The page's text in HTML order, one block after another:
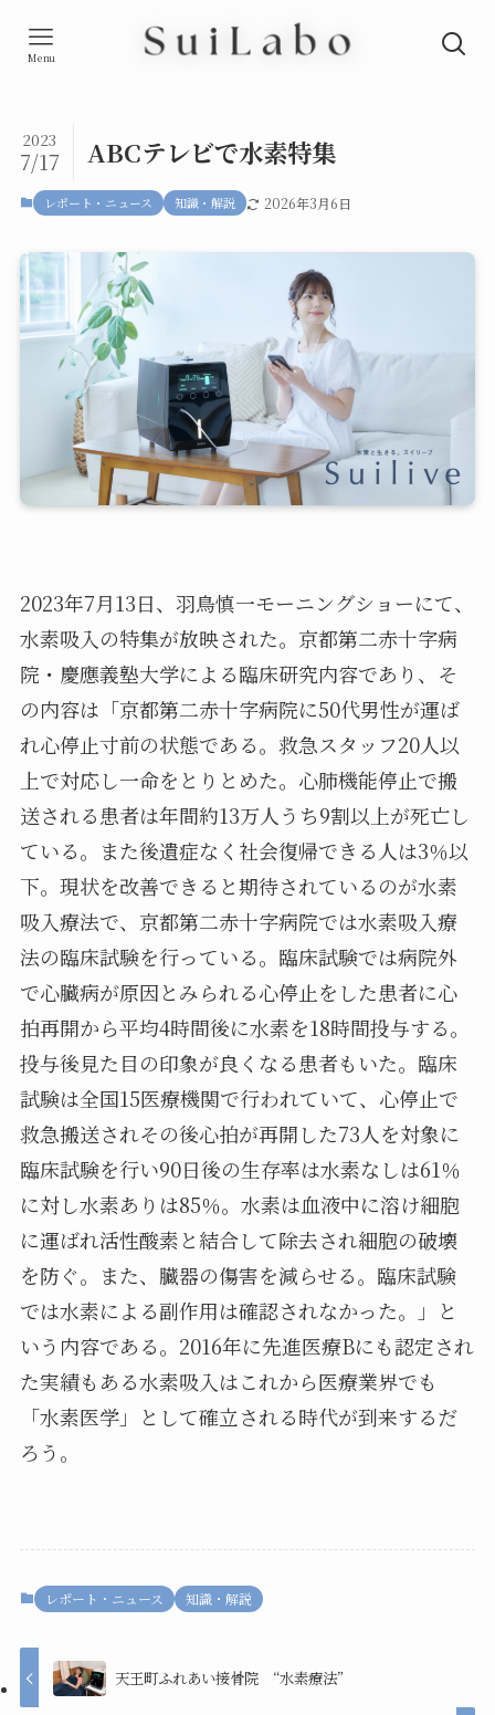
Menu
ABCテレビで水素特集
2023
7/17
レポート・ニュース 知識・解説 2026年3月6日
2023年7月13日、羽鳥慎一モーニングショーにて、
水素吸入の特集が放映された。京都第二赤十字病
院・慶應義塾大学による臨床研究内容であり、そ
の内容は「京都第二赤十字病院に50代男性が運ば
れ心停止寸前の状態である。救急スタッフ20人以
上で対応し一命をとりとめた。心肺機能停止で搬
送される患者は年間約13万人うち9割以上が死亡し
ている。また後遺症なく社会復帰できる人は3％以
下。現状を改善できると期待されているのが水素
吸入療法で、京都第二赤十字病院では水素吸入療
法の臨床試験を行っている。臨床試験では病院外
で心臓病が原因とみられる心停止をした患者に心
拍再開から平均4時間後に水素を18時間投与する。
投与後見た目の印象が良くなる患者もいた。臨床
試験は全国15医療機関で行われていて、心停止で
救急搬送されその後心拍が再開した73人を対象に
臨床試験を行い90日後の生存率は水素なしは61％
に対し水素ありは85％。水素は血液中に溶け細胞
に運ばれ活性酸素と結合して除去され細胞の破壊
を防ぐ。また、臓器の傷害を減らせる。臨床試験
では水素による副作用は確認されなかった。」と
いう内容である。2016年に先進医療Bにも認定され
た実績もある水素吸入はこれから医療業界でも
「水素医学」として確立される時代が到来するだ
ろう。
レポート・ニュース 知識・解説
天王町ふれあい接骨院 “水素療法”